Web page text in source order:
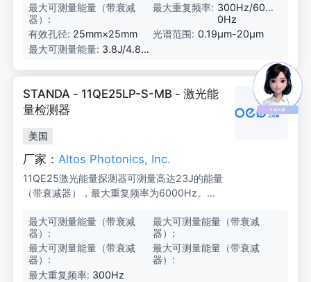
于OEM、制造和实验室应用。
最大可测量能量（带衰减
器）:
2
J/
1
最大重复频率: 300Hz/600
0Hz
有效孔径: 25mm×25mm 光谱范围: 0.19μm-20μm
最大可测量能量: 3.8J/4.8J
STANDA - 11QE25LP-S-MB - 激光能
量检测器
美国
厂家： Altos Photonics, Inc.
11QE25激光能量探测器可测量高达23J的能量
（带衰减器），最大重复频率为6000Hz。低
这些探测器紧凑且易于使用，适用于OEM、制
造和实验室应用。
最大可测量能量（带衰减
器）:
2
3
J
最大可测量能量（带衰减
器）:
最大可测量能量（带衰减
器）:
1
0
最大可测量能量（带衰减
器）:
最大重复频率: 300Hz